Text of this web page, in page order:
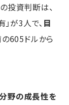
投資判断は、
」が3人で、 目
605ドルから
野の成長性を